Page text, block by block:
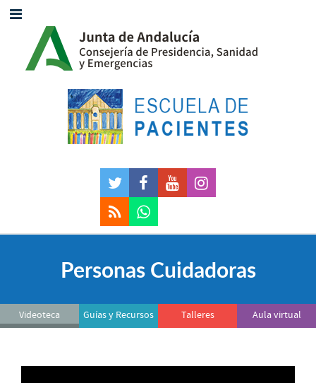
Personas Cuidadoras
Videoteca Guías y Recursos Talleres Aula virtual